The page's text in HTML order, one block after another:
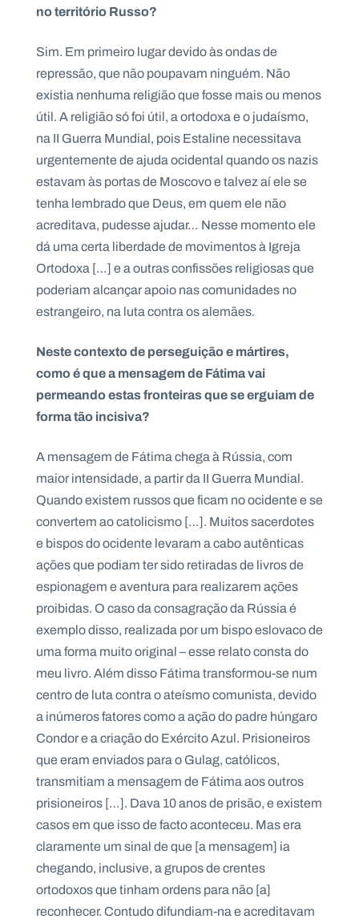
no território Russo?
Sim. Em primeiro lugar devido às ondas de
repressão, que não poupavam ninguém. Não
existia nenhuma religião que fosse mais ou menos
útil. A religião só foi útil, a ortodoxa e o judaísmo,
na II Guerra Mundial, pois Estaline necessitava
urgentemente de ajuda ocidental quando os nazis
estavam às portas de Moscovo e talvez aí ele se
tenha lembrado que Deus, em quem ele não
acreditava, pudesse ajudar… Nesse momento ele
dá uma certa liberdade de movimentos à Igreja
Ortodoxa […] e a outras confissões religiosas que
poderiam alcançar apoio nas comunidades no
estrangeiro, na luta contra os alemães.
Neste contexto de perseguição e mártires,
como é que a mensagem de Fátima vai
permeando estas fronteiras que se erguiam de
forma tão incisiva?
A mensagem de Fátima chega à Rússia, com
maior intensidade, a partir da II Guerra Mundial.
Quando existem russos que ficam no ocidente e se
convertem ao catolicismo […]. Muitos sacerdotes
e bispos do ocidente levaram a cabo autênticas
ações que podiam ter sido retiradas de livros de
espionagem e aventura para realizarem ações
proibidas. O caso da consagração da Rússia é
exemplo disso, realizada por um bispo eslovaco de
uma forma muito original – esse relato consta do
meu livro. Além disso Fátima transformou-se num
centro de luta contra o ateísmo comunista, devido
a inúmeros fatores como a ação do padre húngaro
Condor e a criação do Exército Azul. Prisioneiros
que eram enviados para o Gulag, católicos,
transmitiam a mensagem de Fátima aos outros
prisioneiros […]. Dava 10 anos de prisão, e existem
casos em que isso de facto aconteceu. Mas era
claramente um sinal de que [a mensagem] ia
chegando, inclusive, a grupos de crentes
ortodoxos que tinham ordens para não [a]
reconhecer. Contudo difundiam-na e acreditavam